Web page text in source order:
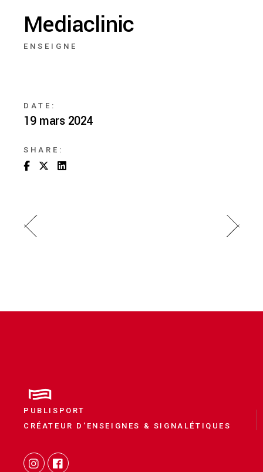
Mediaclinic
ENSEIGNE
DATE:
19 mars 2024
SHARE:
PUBLISPORT
CRÉATEUR D'ENSEIGNES & SIGNALÉTIQUES